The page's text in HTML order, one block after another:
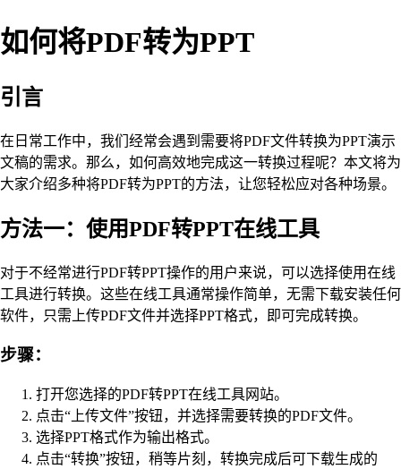
如何将PDF转为PPT
引言
在日常工作中，我们经常会遇到需要将PDF文件转换为PPT演示
文稿的需求。那么，如何高效地完成这一转换过程呢？本文将为
大家介绍多种将PDF转为PPT的方法，让您轻松应对各种场景。
方法一：使用PDF转PPT在线工具
对于不经常进行PDF转PPT操作的用户来说，可以选择使用在线
工具进行转换。这些在线工具通常操作简单，无需下载安装任何
软件，只需上传PDF文件并选择PPT格式，即可完成转换。
步骤：
打开您选择的PDF转PPT在线工具网站。
点击“上传文件”按钮，并选择需要转换的PDF文件。
选择PPT格式作为输出格式。
点击“转换”按钮，稍等片刻，转换完成后可下载生成的